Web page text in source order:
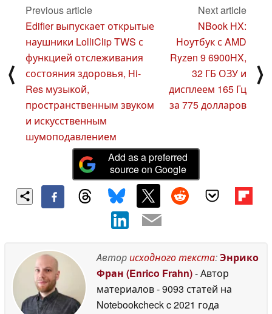
⟨
Previous article
Edifier выпускает открытые
наушники LolliClip TWS с
функцией отслеживания
состояния здоровья, Hi-
Res музыкой,
пространственным звуком
и искусственным
шумоподавлением
Next article
NBook HX:
Ноутбук с AMD
Ryzen 9 6900HX,
32 ГБ ОЗУ и
дисплеем 165 Гц
за 775 долларов
⟩
Add as a preferred
source on Google
Авторисходного текста:Энрико
Фран (Enrico Frahn)- Автор
материалов- 9093 статей на
Notebookcheckc 2021 года